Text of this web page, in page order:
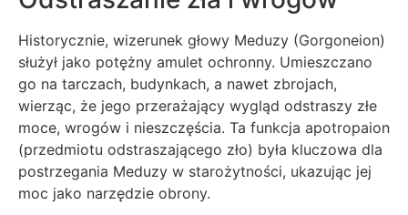
Historycznie, wizerunek głowy Meduzy (Gorgoneion)
służył jako potężny amulet ochronny. Umieszczano
go na tarczach, budynkach, a nawet zbrojach,
wierząc, że jego przerażający wygląd odstraszy złe
moce, wrogów i nieszczęścia. Ta funkcja apotropaion
(przedmiotu odstraszającego zło) była kluczowa dla
postrzegania Meduzy w starożytności, ukazując jej
moc jako narzędzie obrony.